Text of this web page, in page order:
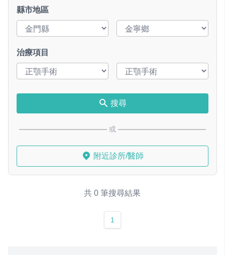
縣市地區
治療項目
搜尋
或
附近診所/醫師
共 0 筆搜尋結果
1